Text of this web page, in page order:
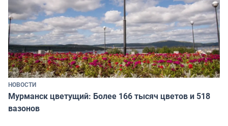
НОВОСТИ
Мурманск цветущий: Более 166 тысяч цветов и 518
вазонов